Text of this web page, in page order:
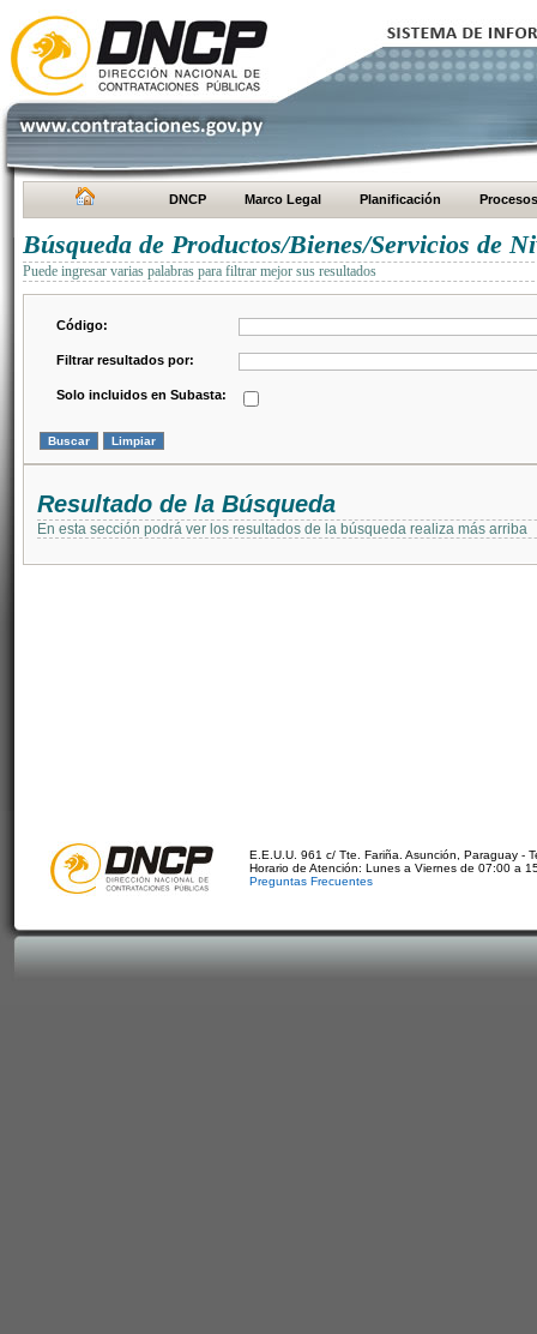
DNCP Marco Legal Planificación Procesos
Búsqueda de Productos/Bienes/Servicios de
Puede ingresar varias palabras para filtrar mejor sus resultados
Código:
Filtrar resultados por:
Solo incluidos en Subasta:
Resultado de la Búsqueda
En esta sección podrá ver los resultados de la búsqueda realiza más arriba
E.E.U.U. 961 c/ Tte. Fariña. Asunción, Paraguay -
Horario de Atención: Lunes a Viernes de 07:00 a
Preguntas Frecuentes